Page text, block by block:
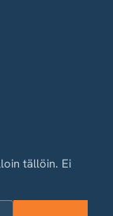
tällöin. Ei